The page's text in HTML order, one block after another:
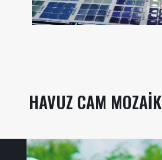
HAVUZ CAM